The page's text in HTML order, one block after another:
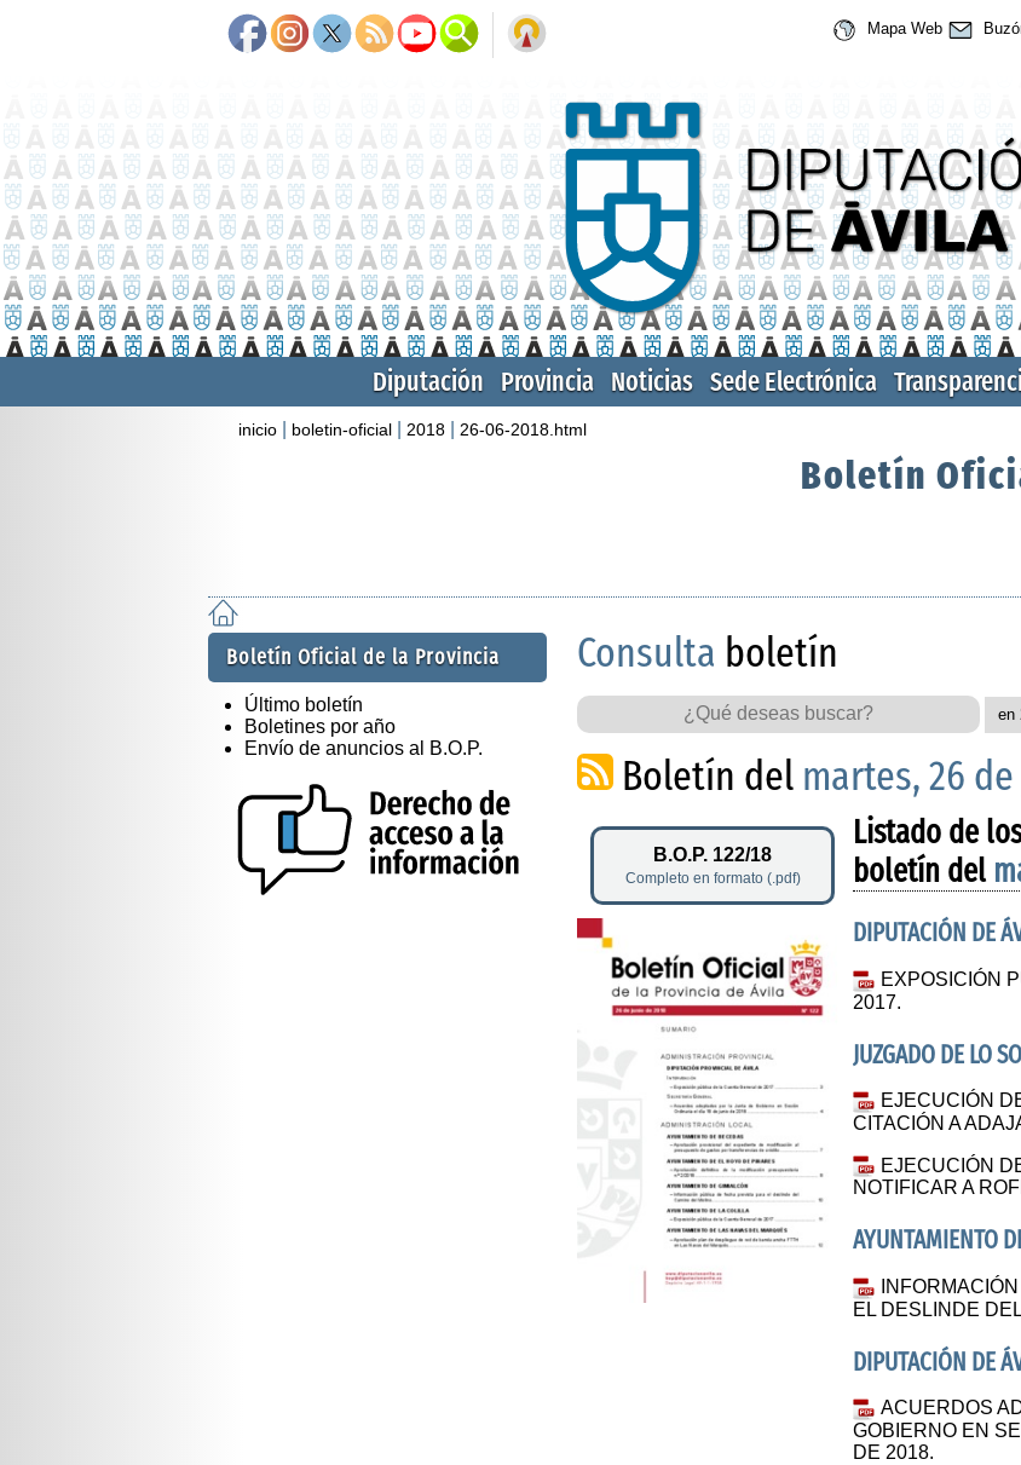
Mapa Web
Diputación Provincia Noticias Sede Electrónica
inicio boletin-oficial 2018 26-06-2018.html
Boletín
Boletín Oficial de la Provincia
Último boletín
Boletines por año
Envío de anuncios al B.O.P.
Consulta boletín
Boletín del martes, 26
B.O.P. 122/18
Completo en formato (.pdf)
Listado de
boletín del
DIPUTACIÓN DE
EXPOSICIÓN
2017.
JUZGADO DE LO
EJECUCIÓN
CITACIÓN A
EJECUCIÓN
NOTIFICAR A
AYUNTAMIENTO
EL DESLINDE
DIPUTACIÓN DE
ACUERDOS
GOBIERNO EN
DE 2018.